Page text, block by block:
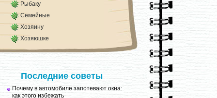
Рыбаку
Семейные
Хозяину
Хозяюшке
Последние советы
Почему в автомобиле запотевают окна:
как этого избежать